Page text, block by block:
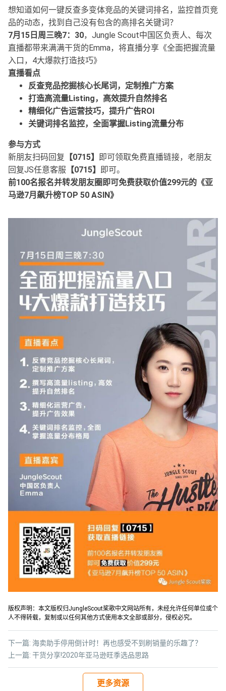
想知道如何一键反查多变体竞品的关键词排名，监控首页竞
品的动态，找到自己没有包含的高排名关键词？
7月15日周三晚7：30，Jungle Scout中国区负责人、每次
直播都带来满满干货的Emma，将直播分享《全面把握流量
入口，4大爆款打造技巧》
直播看点
反查竞品挖掘核心长尾词，定制推广方案
打造高流量Listing，高效提升自然排名
精细化广告运营技巧，提升广告ROI
关键词排名监控，全面掌握Listing流量分布
参与方式
新朋友扫码回复 【0715】
即可领取免费直播链接，老朋友
回复JS任意客服 【0715】
即可。
前100名报名并转发朋友圈即可免费获取价值299元的《亚
马逊7月飙升榜TOP 50 ASIN》
版权声明：本文版权归JungleScout桨歌中文网站所有，未经允许任何单位或个
人不得转载，复制或以任何其他方式使用本文全部或部分，侵权必究。
上一篇: 干货分享!2020年亚马逊旺季选品思路
下一篇: 海卖助手停用倒计时！再也感受不到刷销量的乐趣了？
更多资源